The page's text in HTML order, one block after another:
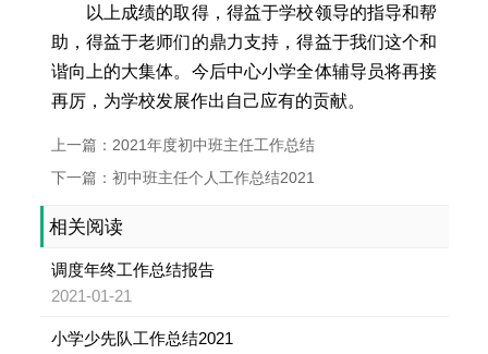
以上成绩的取得，得益于学校领导的指导和帮
助，得益于老师们的鼎力支持，得益于我们这个和
谐向上的大集体。今后中心小学全体辅导员将再接
再厉，为学校发展作出自己应有的贡献。
上一篇：2021年度初中班主任工作总结
下一篇：初中班主任个人工作总结2021
相关阅读
调度年终工作总结报告
2021-01-21
小学少先队工作总结2021